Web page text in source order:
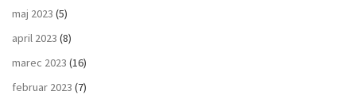
maj 2023 (5)
april 2023 (8)
marec 2023 (16)
februar 2023 (7)